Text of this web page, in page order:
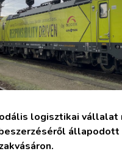
logisztikai vállalat
állapodott